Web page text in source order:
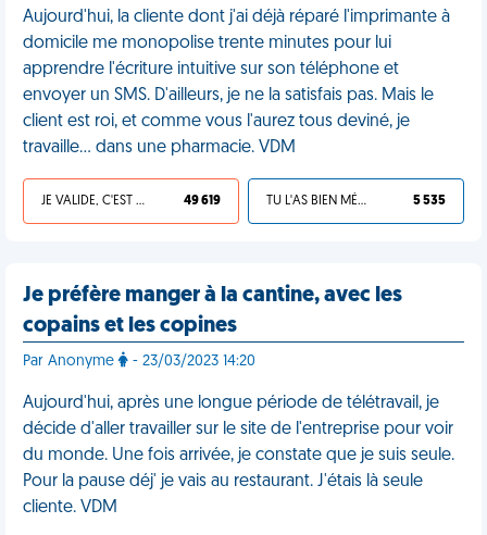
Aujourd'hui, la cliente dont j'ai déjà réparé l'imprimante à
domicile me monopolise trente minutes pour lui
apprendre l'écriture intuitive sur son téléphone et
envoyer un SMS. D'ailleurs, je ne la satisfais pas. Mais le
client est roi, et comme vous l'aurez tous deviné, je
travaille… dans une pharmacie. VDM
JE VALIDE, C'EST UNE VDM 49 619 TU L'AS BIEN MÉRITÉ 5 535
Je préfère manger à la cantine, avec les
copains et les copines
Par Anonyme - 23/03/2023 14:20
Aujourd'hui, après une longue période de télétravail, je
décide d'aller travailler sur le site de l'entreprise pour voir
du monde. Une fois arrivée, je constate que je suis seule.
Pour la pause déj' je vais au restaurant. J'étais là seule
cliente. VDM